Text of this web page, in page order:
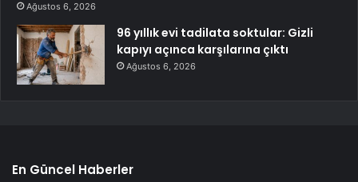
Ağustos 6, 2026
96 yıllık evi tadilata soktular: Gizli
kapıyı açınca karşılarına çıktı
Ağustos 6, 2026
En Güncel Haberler